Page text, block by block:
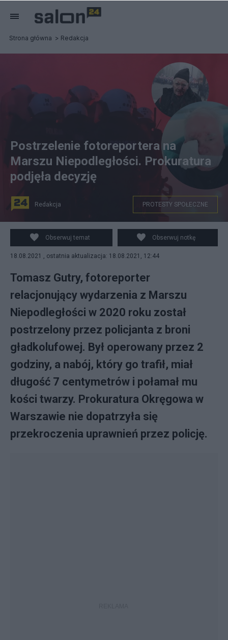
Strona główna Redakcja
Postrzelenie fotoreportera na Marszu Niepodległości.
Prokuratura podjęła decyzję. PAP/Facebook
Postrzelenie fotoreportera na
Marszu Niepodległości. Prokuratura
podjęła decyzję
Redakcja PROTESTY SPOŁECZNE
Obserwuj temat Obserwuj notkę
18.08.2021 , ostatnia aktualizacja: 18.08.2021, 12:44
Tomasz Gutry, fotoreporter
relacjonujący wydarzenia z Marszu
Niepodległości w 2020 roku został
postrzelony przez policjanta z broni
gładkolufowej. Był operowany przez 2
godziny, a nabój, który go trafił, miał
długość 7 centymetrów i połamał mu
kości twarzy. Prokuratura Okręgowa w
Warszawie nie dopatrzyła się
przekroczenia uprawnień przez policję.